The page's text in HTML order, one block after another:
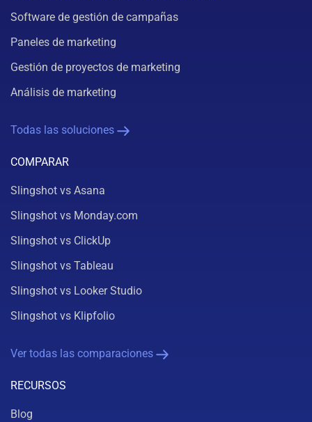
Software de gestión de campañas
Paneles de marketing
Gestión de proyectos de marketing
Análisis de marketing
Todas las soluciones
COMPARAR
Slingshot vs Asana
Slingshot vs Monday.com
Slingshot vs ClickUp
Slingshot vs Tableau
Slingshot vs Looker Studio
Slingshot vs Klipfolio
Ver todas las comparaciones
RECURSOS
Blog